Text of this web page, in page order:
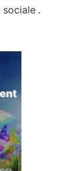
sociale .